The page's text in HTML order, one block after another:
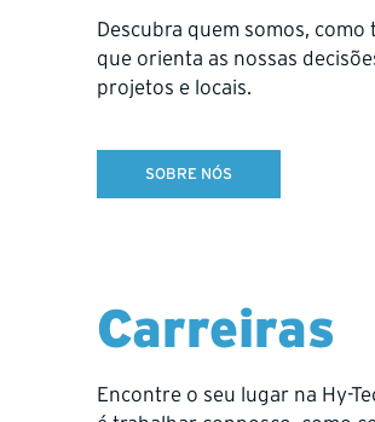
Descubra quem somos, como
que orienta as nossas
projetos e locais.
SOBRE NÓS
Carreiras
Encontre o seu lugar na Hy-
Trusted
Grounded in safety,